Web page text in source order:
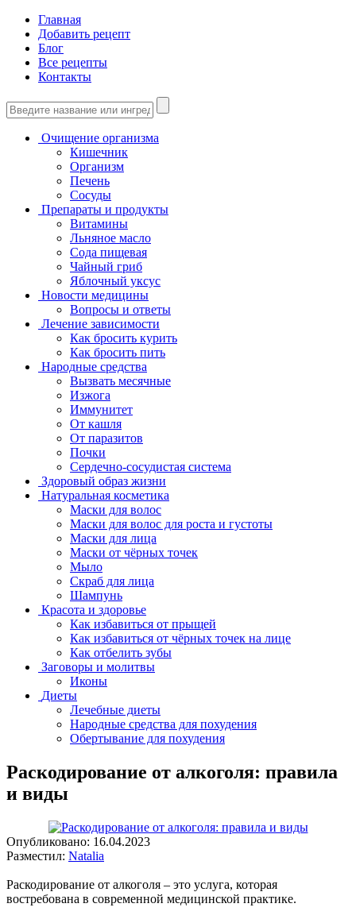
Главная
Добавить рецепт
Блог
Все рецепты
Контакты
Очищение организма
Кишечник
Организм
Печень
Сосуды
Препараты и продукты
Витамины
Льняное масло
Сода пищевая
Чайный гриб
Яблочный уксус
Новости медицины
Вопросы и ответы
Лечение зависимости
Как бросить курить
Как бросить пить
Народные средства
Вызвать месячные
Изжога
Иммунитет
От кашля
От паразитов
Почки
Сердечно-сосудистая система
Здоровый образ жизни
Натуральная косметика
Маски для волос
Маски для волос для роста и густоты
Маски для лица
Маски от чёрных точек
Мыло
Скраб для лица
Шампунь
Красота и здоровье
Как избавиться от прыщей
Как избавиться от чёрных точек на лице
Как отбелить зубы
Заговоры и молитвы
Иконы
Диеты
Лечебные диеты
Народные средства для похудения
Обертывание для похудения
Раскодирование от алкоголя: правила
и виды
Опубликовано: 16.04.2023
Разместил: Natalia
Раскодирование от алкоголя – это услуга, которая
востребована в современной медицинской практике.